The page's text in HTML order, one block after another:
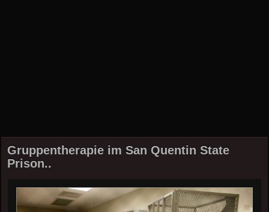
Gruppentherapie im San Quentin State
Prison..